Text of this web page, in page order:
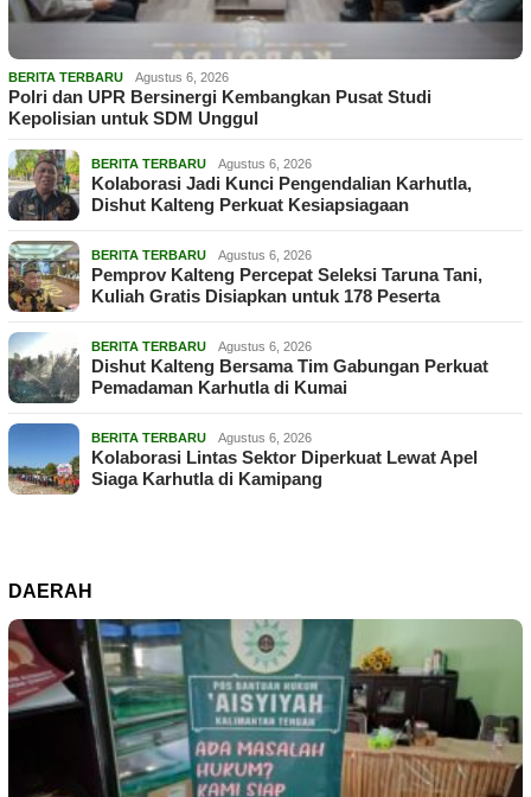
BERITA TERBARU Agustus 6, 2026
Polri dan UPR Bersinergi Kembangkan Pusat Studi
Kepolisian untuk SDM Unggul
BERITA TERBARU Agustus 6, 2026
Kolaborasi Jadi Kunci Pengendalian Karhutla,
Dishut Kalteng Perkuat Kesiapsiagaan
BERITA TERBARU Agustus 6, 2026
Pemprov Kalteng Percepat Seleksi Taruna Tani,
Kuliah Gratis Disiapkan untuk 178 Peserta
BERITA TERBARU Agustus 6, 2026
Dishut Kalteng Bersama Tim Gabungan Perkuat
Pemadaman Karhutla di Kumai
BERITA TERBARU Agustus 6, 2026
Kolaborasi Lintas Sektor Diperkuat Lewat Apel
Siaga Karhutla di Kamipang
DAERAH